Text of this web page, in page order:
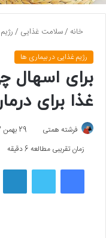
خانه /سلامت غذایی /
رژیم غذایی در بیماری ها
برای اسهال
غذا برای
فرشته همتی 29 بهمن 1402
زمان تقریبی مطالعه 6 دقیقه
فیسبوک